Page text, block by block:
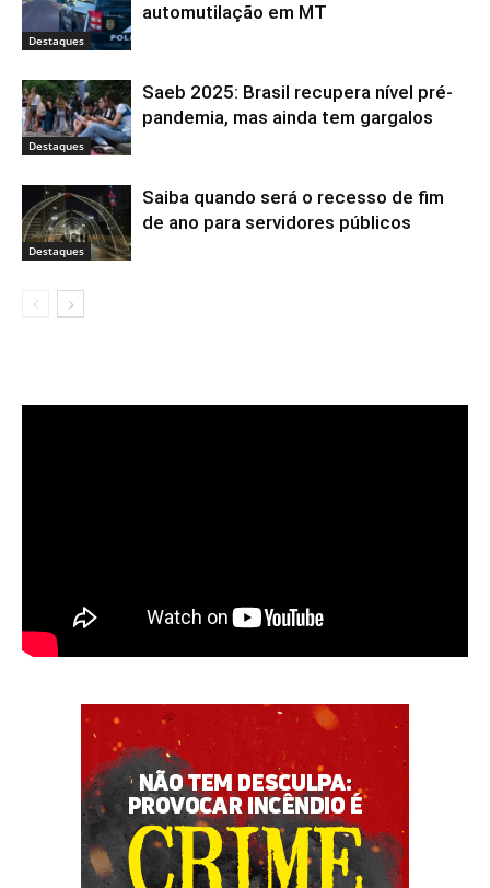
Destaques
automutilação em MT
Destaques
Saeb 2025: Brasil recupera nível pré-
pandemia, mas ainda tem gargalos
Destaques
Saiba quando será o recesso de fim
de ano para servidores públicos